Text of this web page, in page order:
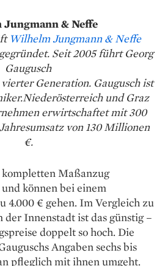
& Neffe
Wilhelm Jungmann & Neffe
Seit 2005 führt Georg
Gaugusch
Generation. Gaugusch ist
und Graz
erwirtschaftet mit 300
von 130 Millionen
€.
Maßanzug
können bei einem
4.000 € gehen. Im Vergleich zu
Innenstadt ist das günstig –
doppelt so hoch. Die
Angaben sechs bis
pfleglich mit ihnen umgeht.